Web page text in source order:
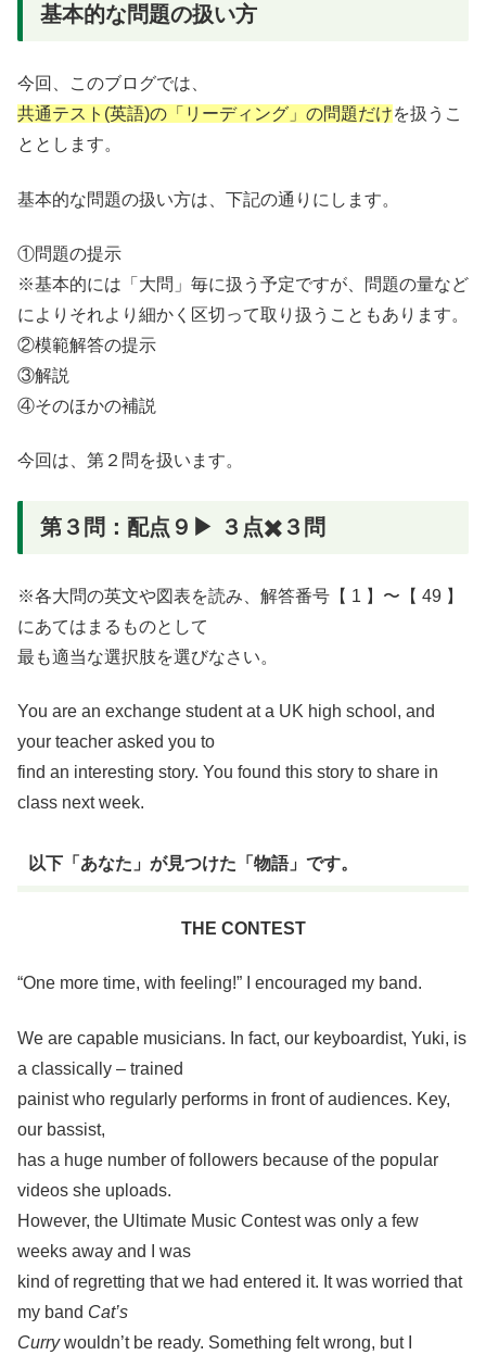
基本的な問題の扱い方
今回、このブログでは、
共通テスト(英語)の「リーディング」の問題だけを扱うこ
ととします。
基本的な問題の扱い方は、下記の通りにします。
①問題の提示
※基本的には「大問」毎に扱う予定ですが、問題の量など
によりそれより細かく区切って取り扱うこともあります。
②模範解答の提示
③解説
④そのほかの補説
今回は、第２問を扱います。
第３問：配点９▶︎ ３点✖️３問
※各大問の英文や図表を読み、解答番号【 1 】〜【 49 】
にあてはまるものとして
最も適当な選択肢を選びなさい。
You are an exchange student at a UK high school, and
your teacher asked you to
find an interesting story. You found this story to share in
class next week.
以下「あなた」が見つけた「物語」です。
THE CONTEST
“One more time, with feeling!” I encouraged my band.
We are capable musicians. In fact, our keyboardist, Yuki, is
a classically – trained
painist who regularly performs in front of audiences. Key,
our bassist,
has a huge number of followers because of the popular
videos she uploads.
However, the Ultimate Music Contest was only a few
weeks away and I was
kind of regretting that we had entered it. It was worried that
my band Cat’s
Currywouldn’t be ready. Something felt wrong, but I